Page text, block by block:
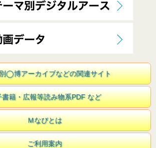
◯博アーカイブなどの関連サイト
書籍・広報等読み物系PDF など
Ｍなびとは
ご利用案内